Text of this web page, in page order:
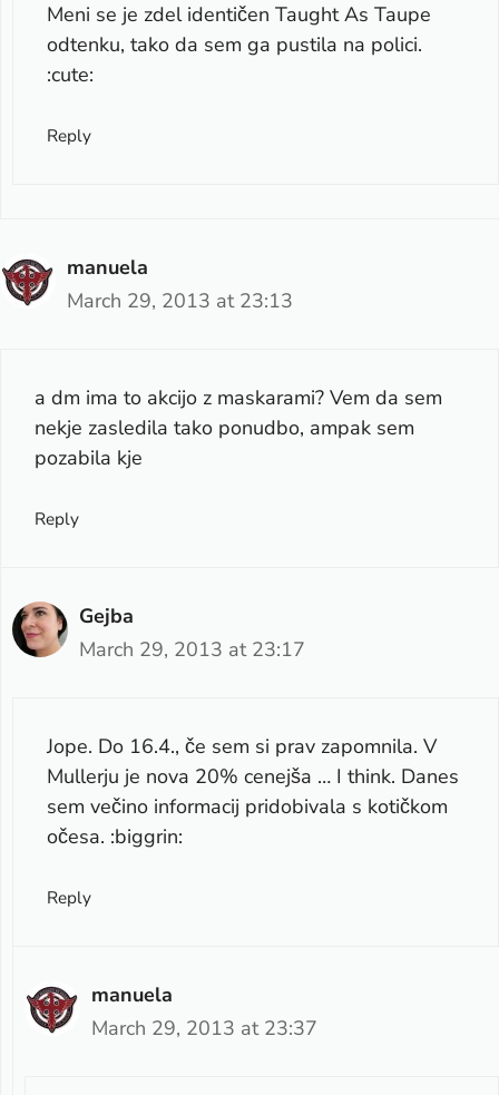
Meni se je zdel identičen Taught As Taupe
odtenku, tako da sem ga pustila na polici.
:cute:
Reply
manuela
March 29, 2013 at 23:13
a dm ima to akcijo z maskarami? Vem da sem
nekje zasledila tako ponudbo, ampak sem
pozabila kje
Reply
Gejba
March 29, 2013 at 23:17
Jope. Do 16.4., če sem si prav zapomnila. V
Mullerju je nova 20% cenejša … I think. Danes
sem večino informacij pridobivala s kotičkom
očesa. :biggrin:
Reply
manuela
March 29, 2013 at 23:37